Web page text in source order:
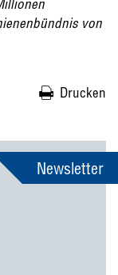
von
Drucken
Newsletter